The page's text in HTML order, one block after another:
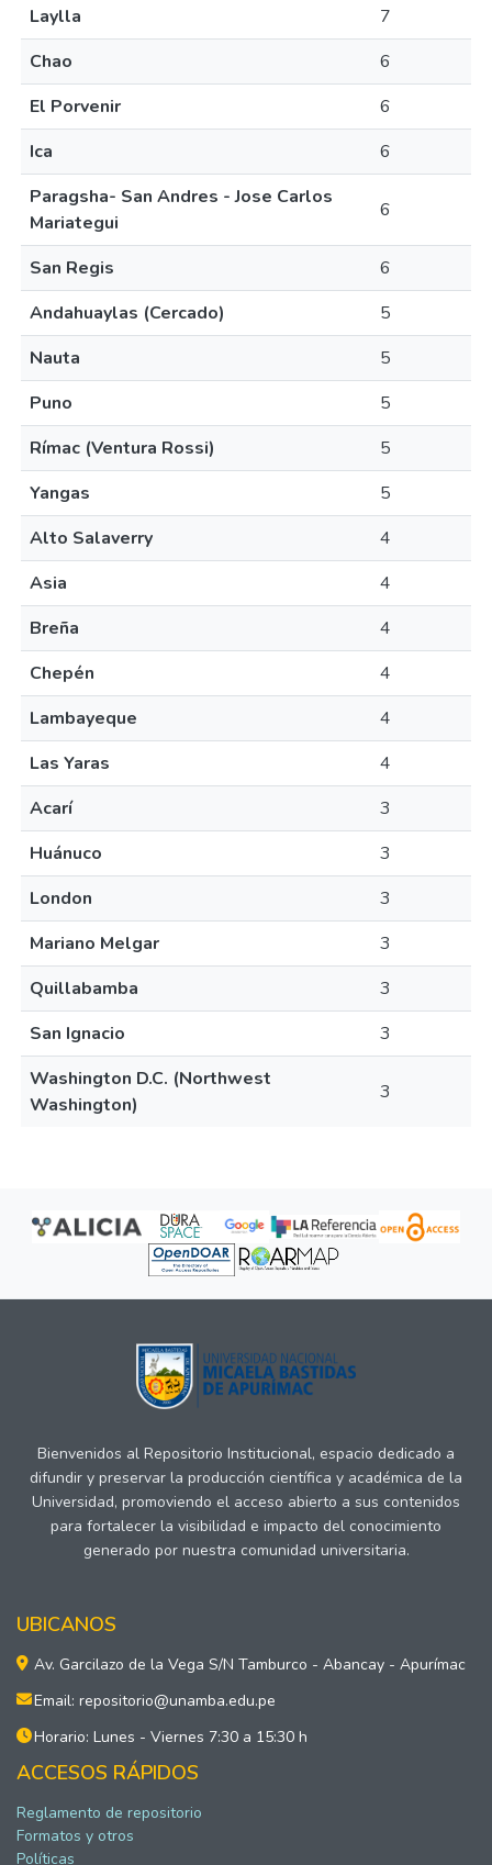
Laylla
7
Chao
6
El Porvenir
6
Ica
6
Paragsha- San Andres - Jose Carlos
Mariategui
6
San Regis
6
Andahuaylas (Cercado)
5
Nauta
5
Puno
5
Rímac (Ventura Rossi)
5
Yangas
5
Alto Salaverry
4
Asia
4
Breña
4
Chepén
4
Lambayeque
4
Las Yaras
4
Acarí
3
Huánuco
3
London
3
Mariano Melgar
3
Quillabamba
3
San Ignacio
3
Washington D.C. (Northwest
Washington)
3
Bienvenidos al Repositorio Institucional, espacio dedicado a
difundir y preservar la producción científica y académica de la
Universidad, promoviendo el acceso abierto a sus contenidos
para fortalecer la visibilidad e impacto del conocimiento
generado por nuestra comunidad universitaria.
UBICANOS
Av. Garcilazo de la Vega S/N Tamburco - Abancay - Apurímac
Email: repositorio@unamba.edu.pe
Horario: Lunes - Viernes 7:30 a 15:30 h
ACCESOS RÁPIDOS
Reglamento de repositorio
Formatos y otros
Políticas